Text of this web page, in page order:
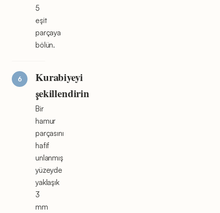
5
eşit
parçaya
bölün.
Kurabiyeyi
şekillendirin
Bir
hamur
parçasını
hafif
unlanmış
yüzeyde
yaklaşık
3
mm